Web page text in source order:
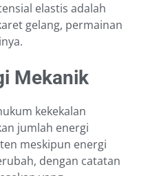
elastis adalah
gelang, permainan
Mekanik
kekekalan
jumlah energi
meskipun energi
dengan catatan